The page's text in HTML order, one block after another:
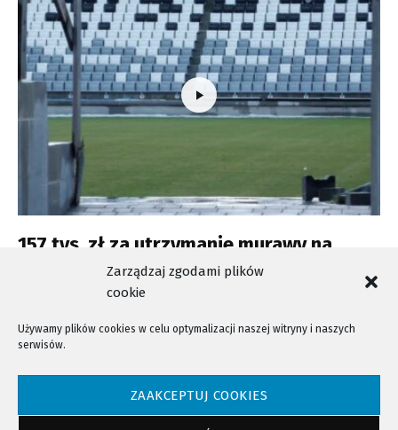
Zarządzaj zgodami plików
cookie
Używamy plików cookies w celu optymalizacji naszej witryny i naszych
serwisów.
ZAAKCEPTUJ COOKIES
157 tys. zł za utrzymanie murawy na
nieistniejącym stadionie
NTV - Nasza Telewizja Sądecka © 2023 Wszystkie prawa zastrzeżone!